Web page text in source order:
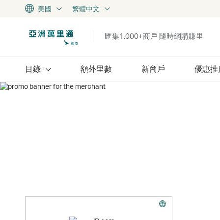
美國 繁體中文
匯集1,000+商戶 隨時網購賺里
目錄 額外里數 新商戶 優惠推